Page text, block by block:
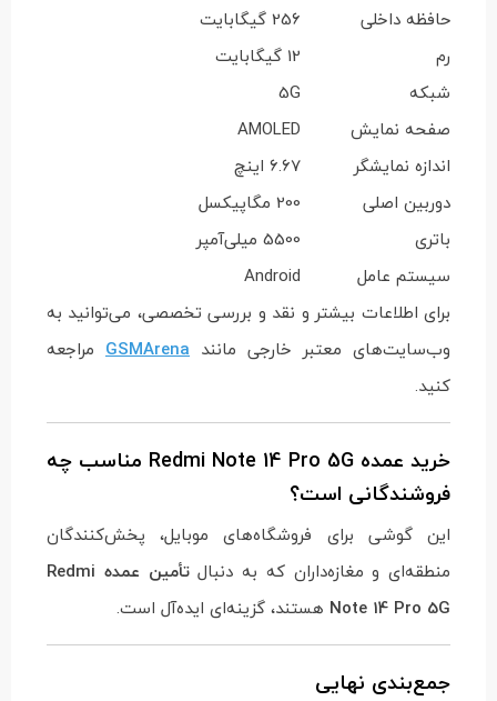
حافظه داخلی
256 گیگابایت
رم
12 گیگابایت
شبکه
5G
صفحه نمایش
AMOLED
اندازه نمایشگر
6.67 اینچ
دوربین اصلی
200 مگاپیکسل
باتری
5500 میلی‌آمپر
سیستم عامل
Android
برای اطلاعات بیشتر و نقد و بررسی تخصصی، می‌توانید به
وب‌سایت‌های معتبر خارجی مانند GSMArena مراجعه
کنید.
خرید عمده Redmi Note 14 Pro 5G مناسب چه
فروشندگانی است؟
این گوشی برای فروشگاه‌های موبایل، پخش‌کنندگان
منطقه‌ای و مغازه‌داران که به دنبال
تأمین عمده Redmi
Note 14 Pro 5G هستند، گزینه‌ای ایده‌آل است.
جمع‌بندی نهایی